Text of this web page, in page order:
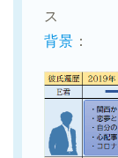
ス
背景 ：